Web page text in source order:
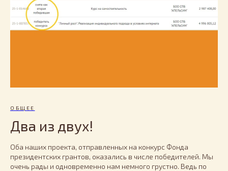
ОБЩЕЕ
Два из двух!
Оба наших проекта, отправленных на конкурс Фонда
президентских грантов, оказались в числе победителей. Мы
очень рады и одновременно нам немного грустно. Ведь по